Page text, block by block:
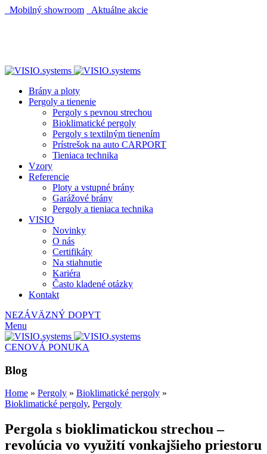
Mobilný showroom
Aktuálne akcie
Brány a ploty
Pergoly a tienenie
Pergoly s pevnou strechou
Bioklimatické pergoly
Pergoly s textilným tienením
Prístrešok na auto CARPORT
Tieniaca technika
Vzory
Referencie
Ploty a vstupné brány
Garážové brány
Pergoly a tieniaca technika
VISIO
Novinky
O nás
Certifikáty
Na stiahnutie
Kariéra
Často kladené otázky
Kontakt
NEZÁVÄZNÝ DOPYT
Menu
CENOVÁ PONUKA
Blog
Home » Pergoly » Bioklimatické pergoly »
Bioklimatické pergoly, Pergoly
Pergola s bioklimatickou strechou –
revolúcia vo využití vonkajšieho priestoru